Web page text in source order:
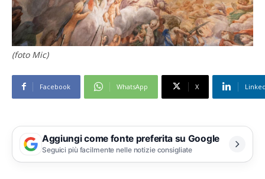
(foto Mic)
Facebook WhatsApp X
Aggiungi come fonte preferita su Google
Seguici più facilmente nelle notizie consigliate